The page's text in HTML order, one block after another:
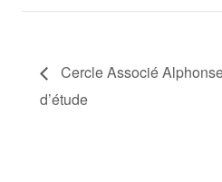
Cercle Associé
d’étude